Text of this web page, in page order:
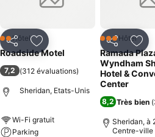
PartagerAjouter à mes favoris
2 Étoiles
Hôtel
Roadside Motel
7,2 (312 évaluations)
Sheridan, Etats-Unis
Wi-Fi gratuit
Parking
Partager
3 ÉtoilesHôtel
Ramada
Wyndham
Hotel &
Center
8,2 Très bien (
Sheridan, à
Centre-ville